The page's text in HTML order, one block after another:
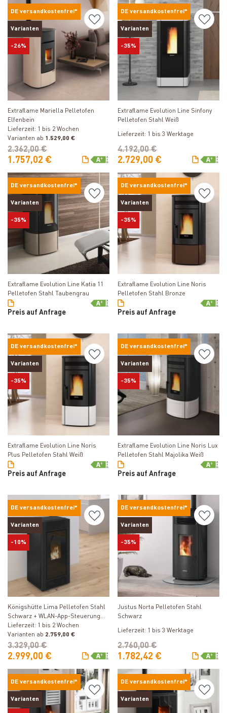
DE versandkostenfrei*
Varianten
-26%
Produkt ansehen
Extraflame Mariella Pelletofen
Elfenbein
Lieferzeit: 1 bis 2 Wochen
Varianten ab 1.529,00 €
1.757,02 €
2.362,00 €
DE versandkostenfrei*
Varianten
-35%
Extraflame Evolution Line Sinfony
Pelletofen Stahl Weiß
Lieferzeit: 1 bis 3 Werktage
2.729,00 €
4.192,00 €
DE versandkostenfrei*
Varianten
-35%
Produkt ansehen
Extraflame Evolution Line Katia 11
Pelletofen Stahl Taubengrau
Preis auf Anfrage
DE versandkostenfrei*
Varianten
-35%
Produkt ansehen
Extraflame Evolution Line Noris
Pelletofen Stahl Bronze
Preis auf Anfrage
DE versandkostenfrei*
Varianten
-35%
Produkt ansehen
Extraflame Evolution Line Noris
Plus Pelletofen Stahl Weiß
Preis auf Anfrage
DE versandkostenfrei*
Varianten
-35%
Extraflame Evolution Line Noris Lux
Pelletofen Stahl Majolika Weiß
Preis auf Anfrage
DE versandkostenfrei*
Varianten
-10%
Produkt ansehen
Königshütte Lima Pelletofen Stahl
Schwarz + WLAN-App-Steuerung
inkl. kostenfreier Freischaltung
Lieferzeit: 1 bis 2 Wochen
Varianten ab 2.759,00 €
2.999,00 €
3.329,00 €
DE versandkostenfrei*
Varianten
-35%
Produkt ansehen
Justus Norta Pelletofen Stahl
Schwarz
Lieferzeit: 1 bis 3 Werktage
1.782,42 €
2.760,00 €
DE versandkostenfrei*
Varianten
DE versandkostenfrei*
Varianten